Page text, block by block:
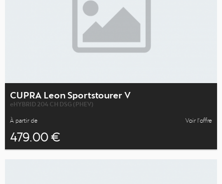
CUPRA Leon Sportstourer V
eHYBRID 204 CH DSG (PHEV)
À partir de
479.00 €
Voir l’offre